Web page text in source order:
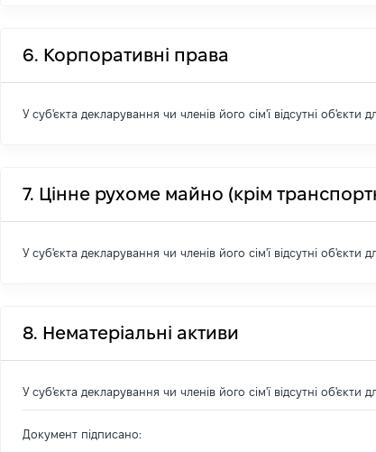
6. Корпоративні права
У суб'єкта декларування чи членів його сім'ї відсутні об'єкти
7. Цінне рухоме майно (крім
У суб'єкта декларування чи членів його сім'ї відсутні об'єкти
8. Нематеріальні активи
У суб'єкта декларування чи членів його сім'ї відсутні об'єкти
Документ підписано: